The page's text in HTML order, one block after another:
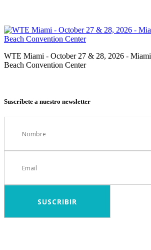
WTE Miami - October 27 & 28, 2026 - Miami
Beach Convention Center
Suscríbete a nuestro newsletter